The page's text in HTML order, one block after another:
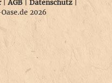
|AGB Datenschutz
2026